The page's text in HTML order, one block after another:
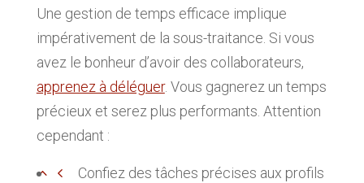
Une gestion de temps efficace implique
impérativement de la sous-traitance. Si vous
avez le bonheur d’avoir des collaborateurs,
apprenez à déléguer. Vous gagnerez un temps
précieux et serez plus performants. Attention
cependant :
Confiez des tâches précises aux profils